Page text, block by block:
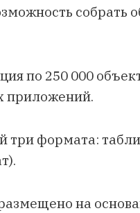
собрать
по 250 000
приложений.
три формата:
на